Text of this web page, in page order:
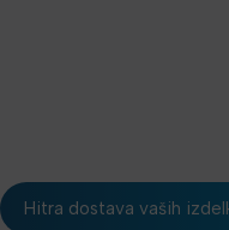
Hitra dostava vaših